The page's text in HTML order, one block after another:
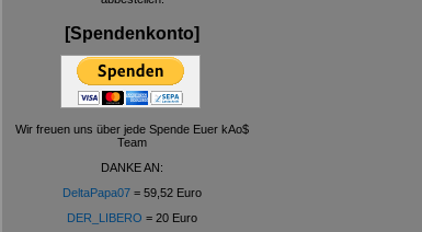
[Spendenkonto]
Wir freuen uns über jede Spende Euer kAo$
Team
DANKE AN:
DeltaPapa07 = 59,52 Euro
DER_LIBERO = 20 Euro